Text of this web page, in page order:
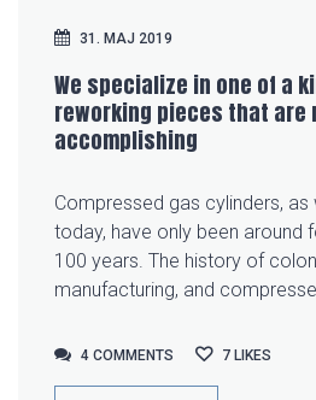
31. MAJ 2019
We specialize in one of a
reworking pieces that are
accomplishing
Compressed gas cylinders,
today, have only been around
100 years. The history of
manufacturing, and
4 COMMENTS
4 COMMENTS 7 LIKES